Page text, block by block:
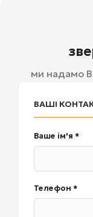
ми надамо
ВАШІ
Ваше ім'я *
Телефон *